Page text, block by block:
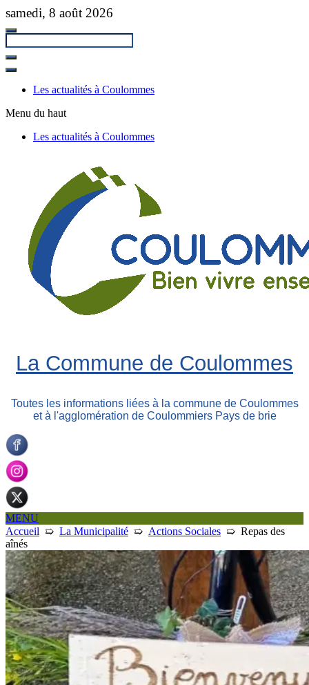
Passer
contenu
principal
samedi, 8 août 2026
Fermer
rechercheLes actualités à Coulommes
Menu du haut
Les actualités à Coulommes
La Commune de Coulommes
Toutes les informations liées à la commune de Coulommes
et à l'agglomération de Coulommiers Pays de brie
MENU
Accueil ➯ La Municipalité ➯ Actions Sociales ➯ Repas des
aînés